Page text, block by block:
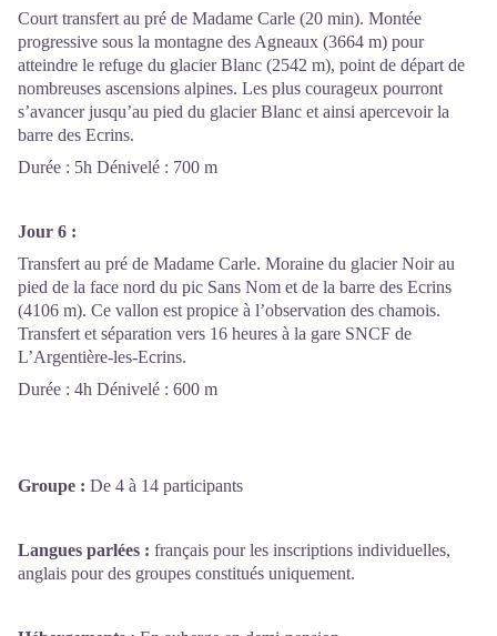
Court transfert au pré de Madame Carle (20 min). Montée
progressive sous la montagne des Agneaux (3664 m) pour
atteindre le refuge du glacier Blanc (2542 m), point de départ de
nombreuses ascensions alpines. Les plus courageux pourront
s’avancer jusqu’au pied du glacier Blanc et ainsi apercevoir la
barre des Ecrins.
Durée : 5h Dénivelé : 700 m
Jour 6 :
Transfert au pré de Madame Carle. Moraine du glacier Noir au
pied de la face nord du pic Sans Nom et de la barre des Ecrins
(4106 m). Ce vallon est propice à l’observation des chamois.
Transfert et séparation vers 16 heures à la gare SNCF de
L’Argentière-les-Ecrins.
Durée : 4h Dénivelé : 600 m
Groupe : De 4 à 14 participants
Langues parlées : français pour les inscriptions individuelles,
anglais pour des groupes constitués uniquement.